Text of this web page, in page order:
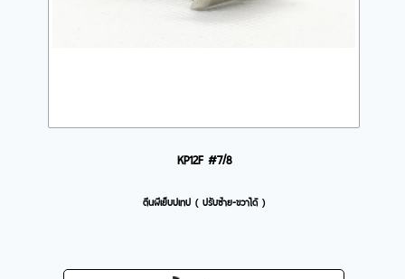
KP12F #7/8
ตีนผีเย็บปเทป ( ปรับซ้าย-ขวาได้ )